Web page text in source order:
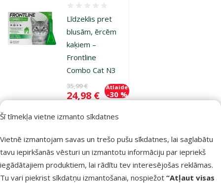
Šī tīmekļa vietne izmanto sīkdatnes
Vietnē izmantojam savas un trešo pušu sīkdatnes, lai saglabātu
tavu iepirkšanās vēsturi un izmantotu informāciju par iepriekš
iegādātajiem produktiem, lai rādītu tev interesējošas reklāmas.
Tu vari piekrist sīkdatņu izmantošanai, nospiežot “Atļaut visas
Līdzeklis pret
blusām, ērcēm
kaķiem –
Frontline
Combo Cat N3
Oriģinālā cena
35,99 €
Cena
24,98 €
Atlaide
-30 %
Pasargā
mīluli 🕷️
Noliktavā
Bezmaksas
piegāde
Pievienot grozam